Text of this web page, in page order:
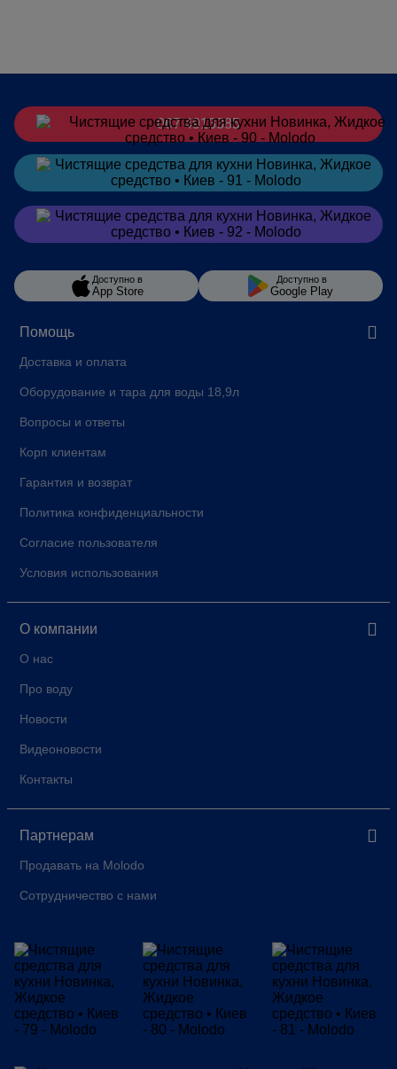
Помощь
Доставка и оплата
Оборудование и тара для воды 18,9л
Вопросы и ответы
Корп клиентам
Гарантия и возврат
Политика конфиденциальности
Согласие пользователя
Условия использования
О компании
О нас
Про воду
Новости
Видеоновости
Контакты
Партнерам
Продавать на Molodo
Сотрудничество с нами
067 4913385
Заказатьв Telegram
Заказатьв Viber
Доступно в
App Store
Доступно в
Google Play